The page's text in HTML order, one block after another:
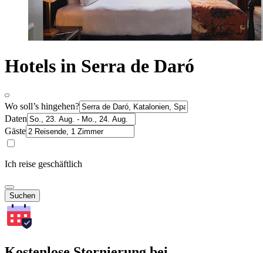
Hotels in Serra de Daró
Wo soll’s hingehen?
Daten
Gäste
Ich reise geschäftlich
Suchen